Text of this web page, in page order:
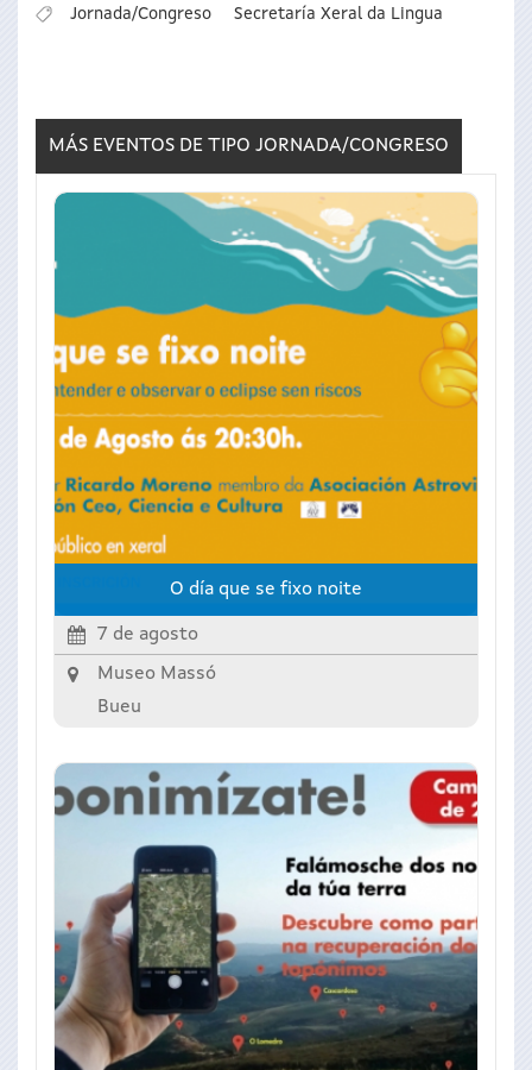
Jornada/Congreso Secretaría Xeral da Lingua
MÁS EVENTOS DE TIPO JORNADA/CONGRESO
O día que se fixo noite
7 de agosto
Museo Massó
Bueu